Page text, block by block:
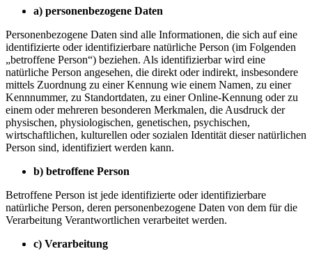
a) personenbezogene Daten
Personenbezogene Daten sind alle Informationen, die sich auf eine
identifizierte oder identifizierbare natürliche Person (im Folgenden
„betroffene Person“) beziehen. Als identifizierbar wird eine
natürliche Person angesehen, die direkt oder indirekt, insbesondere
mittels Zuordnung zu einer Kennung wie einem Namen, zu einer
Kennnummer, zu Standortdaten, zu einer Online-Kennung oder zu
einem oder mehreren besonderen Merkmalen, die Ausdruck der
physischen, physiologischen, genetischen, psychischen,
wirtschaftlichen, kulturellen oder sozialen Identität dieser natürlichen
Person sind, identifiziert werden kann.
b) betroffene Person
Betroffene Person ist jede identifizierte oder identifizierbare
natürliche Person, deren personenbezogene Daten von dem für die
Verarbeitung Verantwortlichen verarbeitet werden.
c) Verarbeitung